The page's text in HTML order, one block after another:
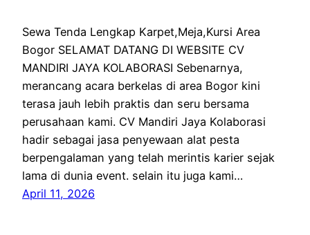
Sewa Tenda Lengkap Karpet,Meja,Kursi Area
Bogor SELAMAT DATANG DI WEBSITE CV
MANDIRI JAYA KOLABORASI Sebenarnya,
merancang acara berkelas di area Bogor kini
terasa jauh lebih praktis dan seru bersama
perusahaan kami. CV Mandiri Jaya Kolaborasi
hadir sebagai jasa penyewaan alat pesta
berpengalaman yang telah merintis karier sejak
lama di dunia event. selain itu juga kami…
April 11, 2026